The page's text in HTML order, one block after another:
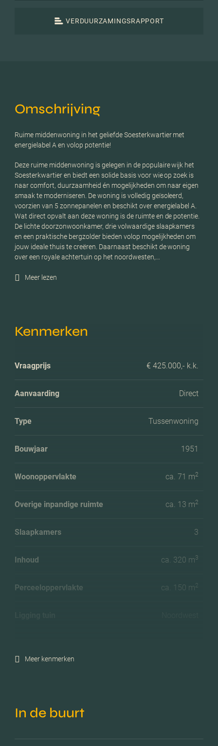
VERDUURZAMINGSRAPPORT
Omschrijving
Ruime middenwoning in het geliefde Soesterkwartier met
energielabel A en volop potentie!
Deze ruime middenwoning is gelegen in de populaire wijk het
Soesterkwartier en biedt een solide basis voor wie op zoek is
naar comfort, duurzaamheid én mogelijkheden om naar eigen
smaak te moderniseren. De woning is volledig geïsoleerd,
voorzien van 5 zonnepanelen en beschikt over energielabel A.
Wat direct opvalt aan deze woning is de ruimte en de potentie.
De lichte doorzonwoonkamer, drie volwaardige slaapkamers
en een praktische bergzolder bieden volop mogelijkheden om
jouw ideale thuis te creëren. Daarnaast beschikt de woning
over een royale achtertuin op het noordwesten,…
Meer lezen
Kenmerken
Vraagprijs € 425.000,- k.k.
Aanvaarding Direct
Type Tussenwoning
Bouwjaar 1951
Woonoppervlakte ca. 71 m2
Overige inpandige ruimte ca. 13 m2
Slaapkamers 3
Inhoud ca. 320 m3
Perceeloppervlakte ca. 150 m2
Meer kenmerken
In de buurt